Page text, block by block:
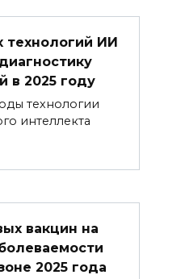
технологий ИИ
в 2025 году
технологии
интеллекта
вакцин на
2025 года